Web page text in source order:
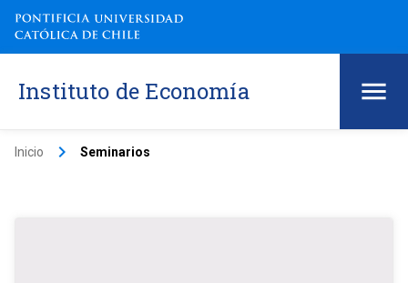
Instituto de Economía
Inicio keyboard_arrow_right Seminarios